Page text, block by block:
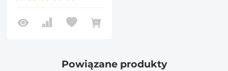
obiektywów
aparatów
Powiązane produkty